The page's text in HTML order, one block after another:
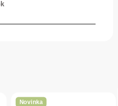
Novinka